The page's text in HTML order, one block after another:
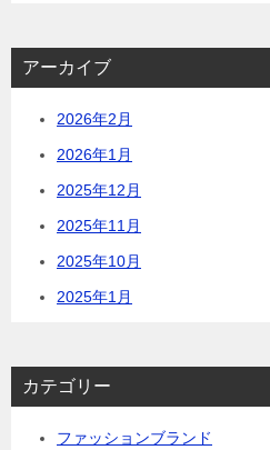
アーカイブ
2026年2月
2026年1月
2025年12月
2025年11月
2025年10月
2025年1月
カテゴリー
ファッションブランド